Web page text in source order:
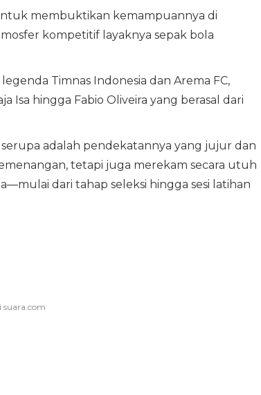
membuktikan kemampuannya di
kompetitif layaknya sepak bola
Timnas Indonesia dan Arema FC,
Isa hingga Fabio Oliveira yang berasal dari
adalah pendekatannya yang jujur dan
tetapi juga merekam secara utuh
dari tahap seleksi hingga sesi latihan